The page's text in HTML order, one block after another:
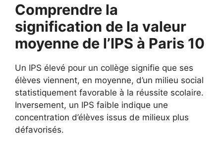
Comprendre la
signification de la valeur
moyenne de l’IPS à Paris 10
Un IPS élevé pour un collège signifie que ses
élèves viennent, en moyenne, d’un milieu social
statistiquement favorable à la réussite scolaire.
Inversement, un IPS faible indique une
concentration d’élèves issus de milieux plus
défavorisés.